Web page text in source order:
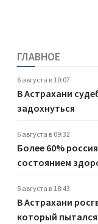
ГЛАВНОЕ
6 августа в 10:07
В Астрахани
задохнуться
6 августа в 09:32
Более 60%
состоянием
5 августа в 18:43
В Астрахани
который